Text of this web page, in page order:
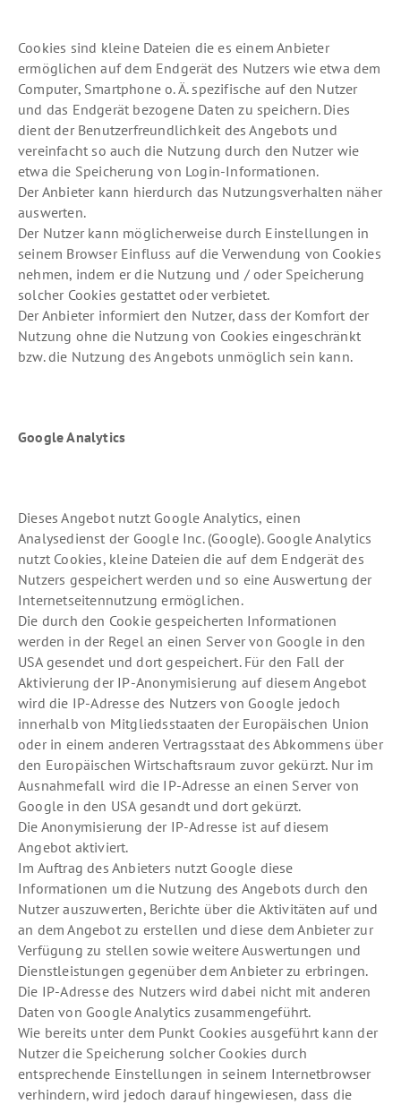
Cookies sind kleine Dateien die es einem Anbieter
ermöglichen auf dem Endgerät des Nutzers wie etwa dem
Computer, Smartphone o. Ä. spezifische auf den Nutzer
und das Endgerät bezogene Daten zu speichern. Dies
dient der Benutzerfreundlichkeit des Angebots und
vereinfacht so auch die Nutzung durch den Nutzer wie
etwa die Speicherung von Login-Informationen.
Der Anbieter kann hierdurch das Nutzungsverhalten näher
auswerten.
Der Nutzer kann möglicherweise durch Einstellungen in
seinem Browser Einfluss auf die Verwendung von Cookies
nehmen, indem er die Nutzung und / oder Speicherung
solcher Cookies gestattet oder verbietet.
Der Anbieter informiert den Nutzer, dass der Komfort der
Nutzung ohne die Nutzung von Cookies eingeschränkt
bzw. die Nutzung des Angebots unmöglich sein kann.
Google Analytics
Dieses Angebot nutzt Google Analytics, einen
Analysedienst der Google Inc. (Google). Google Analytics
nutzt Cookies, kleine Dateien die auf dem Endgerät des
Nutzers gespeichert werden und so eine Auswertung der
Internetseitennutzung ermöglichen.
Die durch den Cookie gespeicherten Informationen
werden in der Regel an einen Server von Google in den
USA gesendet und dort gespeichert. Für den Fall der
Aktivierung der IP-Anonymisierung auf diesem Angebot
wird die IP-Adresse des Nutzers von Google jedoch
innerhalb von Mitgliedsstaaten der Europäischen Union
oder in einem anderen Vertragsstaat des Abkommens über
den Europäischen Wirtschaftsraum zuvor gekürzt. Nur im
Ausnahmefall wird die IP-Adresse an einen Server von
Google in den USA gesandt und dort gekürzt.
Die Anonymisierung der IP-Adresse ist auf diesem
Angebot aktiviert.
Im Auftrag des Anbieters nutzt Google diese
Informationen um die Nutzung des Angebots durch den
Nutzer auszuwerten, Berichte über die Aktivitäten auf und
an dem Angebot zu erstellen und diese dem Anbieter zur
Verfügung zu stellen sowie weitere Auswertungen und
Dienstleistungen gegenüber dem Anbieter zu erbringen.
Die IP-Adresse des Nutzers wird dabei nicht mit anderen
Daten von Google Analytics zusammengeführt.
Wie bereits unter dem Punkt Cookies ausgeführt kann der
Nutzer die Speicherung solcher Cookies durch
entsprechende Einstellungen in seinem Internetbrowser
verhindern, wird jedoch darauf hingewiesen, dass die